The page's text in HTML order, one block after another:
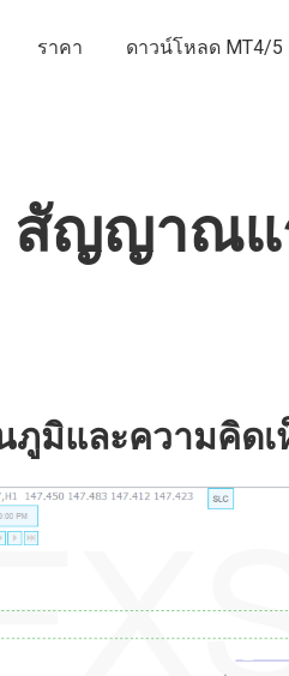
ราคา ดาวน์โหลด MT4/5
สัญญาณ
ภูมิและความคิดเ